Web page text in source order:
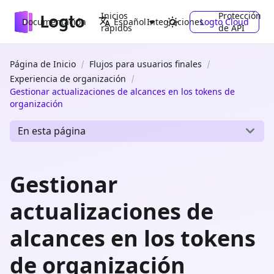
Documentación
Inicios
rápidos
Integraciones
Protección
de API
Español Logto Cloud
Página de Inicio
Flujos para usuarios finales
Experiencia de organización
Gestionar actualizaciones de alcances en los tokens de
organización
En esta página
Gestionar
actualizaciones de
alcances en los tokens
de organización